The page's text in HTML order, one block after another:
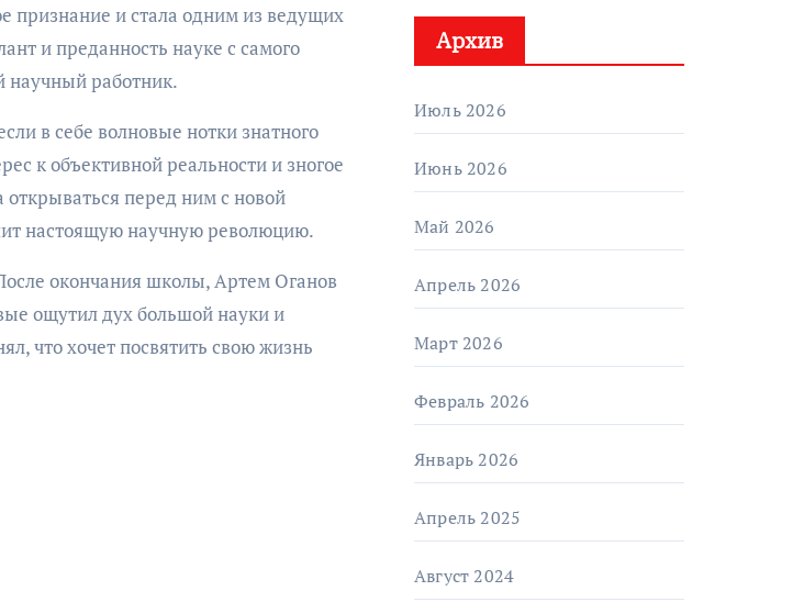
признание и стала одним из ведущих
и преданность науке с самого
научный работник.
в себе волновые нотки знатного
к объективной реальности и зногое
открываться перед ним с новой
настоящую научную революцию.
окончания школы, Артем Оганов
ощутил дух большой науки и
что хочет посвятить свою жизнь
Архив
Июль 2026
Июнь 2026
Май 2026
Апрель 2026
Март 2026
Февраль 2026
Январь 2026
Апрель 2025
Август 2024